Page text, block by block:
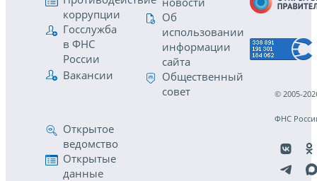
коррупции
Госслужба
в ФНС
России
Вакансии
Об
использовании
информации
сайта
Общественный
совет
Открытое
ведомство
Открытые
данные
© 2005-
ФНС